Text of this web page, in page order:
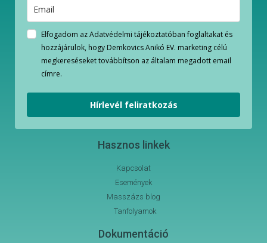
Elfogadom az Adatvédelmi tájékoztatóban foglaltakat és
hozzájárulok, hogy Demkovics Anikó EV. marketing célú
megkereséseket továbbítson az általam megadott email
címre.
Hírlevél feliratkozás
Hasznos linkek
Kapcsolat
Események
Masszázs blog
Tanfolyamok
Dokumentáció